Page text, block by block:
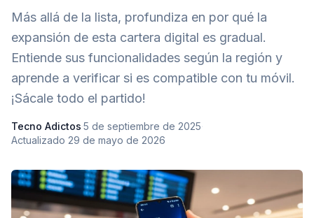
Más allá de la lista, profundiza en por qué la
expansión de esta cartera digital es gradual.
Entiende sus funcionalidades según la región y
aprende a verificar si es compatible con tu móvil.
¡Sácale todo el partido!
Tecno Adictos·5 de septiembre de 2025·
Actualizado 29 de mayo de 2026